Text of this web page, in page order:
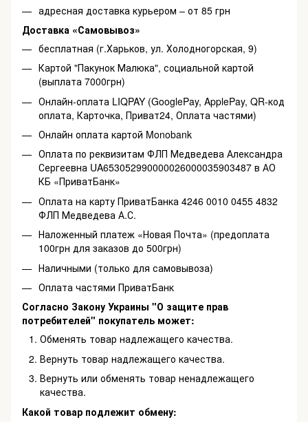
адресная доставка курьером – от 85 грн
Доставка «Самовывоз»
бесплатная (г.Харьков, ул. Холодногорская, 9)
Картой "Пакунок Малюка", социальной картой
(выплата 7000грн)
Онлайн-оплата LIQPAY (GooglePay, ApplePay, QR-код
оплата, Карточка, Приват24, Оплата частями)
Онлайн оплата картой Monobank
Оплата по реквизитам ФЛП Медведева Александра
Сергеевна UA653052990000026000035903487 в АО
КБ «ПриватБанк»
Оплата на карту ПриватБанка 4246 0010 0455 4832
ФЛП Медведева А.С.
Наложенный платеж «Новая Почта» (предоплата
100грн для заказов до 500грн)
Наличными (только для самовывоза)
Оплата частями ПриватБанк
Согласно Закону Украины "О защите прав
потребителей" покупатель может:
Обменять товар надлежащего качества.
Вернуть товар надлежащего качества.
Вернуть или обменять товар ненадлежащего
качества.
Какой товар подлежит обмену: